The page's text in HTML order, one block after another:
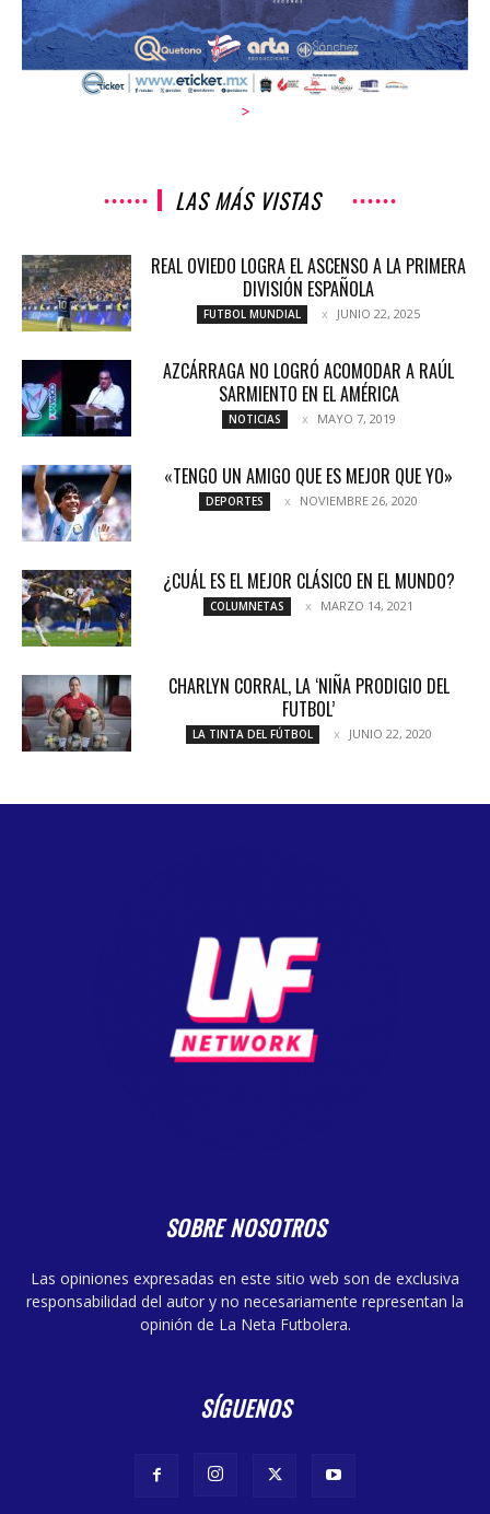
>
LAS MÁS VISTAS
REAL OVIEDO LOGRA EL ASCENSO A LA PRIMERA
DIVISIÓN ESPAÑOLA
FUTBOL MUNDIAL JUNIO 22, 2025
AZCÁRRAGA NO LOGRÓ ACOMODAR A RAÚL
SARMIENTO EN EL AMÉRICA
NOTICIAS MAYO 7, 2019
«TENGO UN AMIGO QUE ES MEJOR QUE YO»
DEPORTES NOVIEMBRE 26, 2020
¿CUÁL ES EL MEJOR CLÁSICO EN EL MUNDO?
COLUMNETAS MARZO 14, 2021
CHARLYN CORRAL, LA ‘NIÑA PRODIGIO DEL
FUTBOL’
LA TINTA DEL FÚTBOL JUNIO 22, 2020
SOBRE NOSOTROS
Las opiniones expresadas en este sitio web son de exclusiva
responsabilidad del autor y no necesariamente representan la
opinión de La Neta Futbolera.
SÍGUENOS